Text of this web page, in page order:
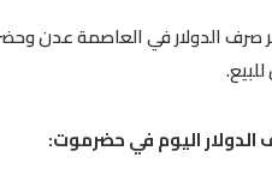
اليوم في حضرموت: